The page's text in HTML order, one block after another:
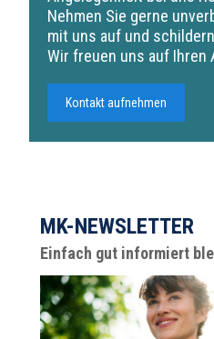
Nehmen Sie gerne
mit uns auf und
Wir freuen uns auf Ihren
Kontakt aufnehmen
MK-NEWSLETTER
Einfach gut informiert